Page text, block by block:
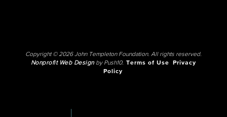
Copyright © 2026 John Templeton Foundation. All rights reserved.
Nonprofit Web Designby Push10. Terms of Use
Privacy
Policy